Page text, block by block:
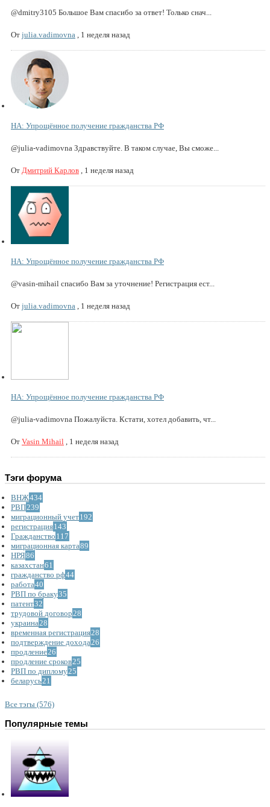
@dmitry3105 Большое Вам спасибо за ответ! Только снач...
От julia.vadimovna 1 неделя назад
НА: Упрощённое получение гражданства РФ
@julia-vadimovna Здравствуйте. В таком случае, Вы сможе...
От Дмитрий Карлов 1 неделя назад
НА: Упрощённое получение гражданства РФ
@vasin-mihail спасибо Вам за уточнение! Регистрация ест...
От julia.vadimovna 1 неделя назад
НА: Упрощённое получение гражданства РФ
@julia-vadimovna Пожалуйста. Кстати, хотел добавить, чт...
От Vasin Mihail 1 неделя назад
Тэги форума
ВНЖ434
РВП239
миграционный учет192
регистрация143
Гражданство 117
миграционная карта89
НРЯ86
казахстан61
гражданство рф44
работа40
РВП по браку35
патент32
трудовой договор28
украина28
временная регистрация28
подтверждение дохода26
продление26
продление сроков25
РВП по диплому25
беларусь21
Все тэгы (576)
Популярные темы